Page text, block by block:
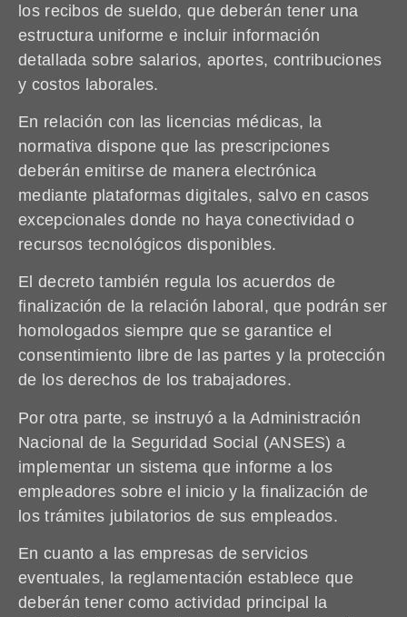
los recibos de sueldo, que deberán tener una
estructura uniforme e incluir información
detallada sobre salarios, aportes, contribuciones
y costos laborales.
En relación con las licencias médicas, la
normativa dispone que las prescripciones
deberán emitirse de manera electrónica
mediante plataformas digitales, salvo en casos
excepcionales donde no haya conectividad o
recursos tecnológicos disponibles.
El decreto también regula los acuerdos de
finalización de la relación laboral, que podrán ser
homologados siempre que se garantice el
consentimiento libre de las partes y la protección
de los derechos de los trabajadores.
Por otra parte, se instruyó a la Administración
Nacional de la Seguridad Social (ANSES) a
implementar un sistema que informe a los
empleadores sobre el inicio y la finalización de
los trámites jubilatorios de sus empleados.
En cuanto a las empresas de servicios
eventuales, la reglamentación establece que
deberán tener como actividad principal la